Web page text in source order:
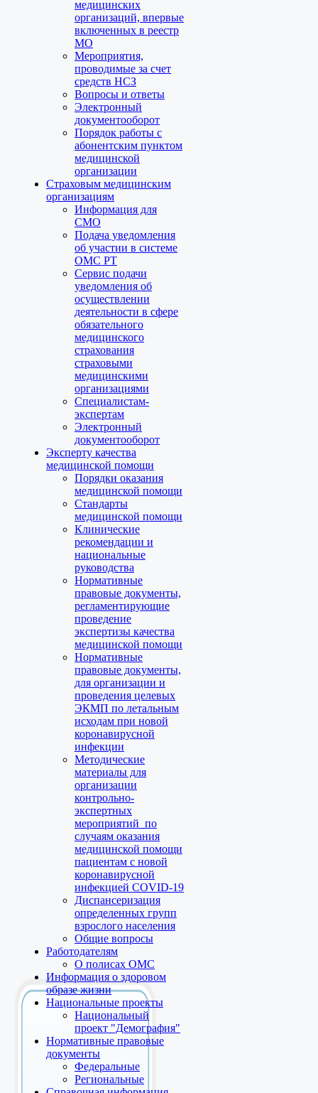
медицинских
организаций, впервые
включенных в реестр
МО
Мероприятия,
проводимые за счет
средств НСЗ
Вопросы и ответы
Электронный
документооборот
Порядок работы с
абонентским пунктом
медицинской
организации
Страховым медицинским
организациям
Информация для
СМО
Подача уведомления
об участии в системе
ОМС РТ
Сервис подачи
уведомления об
осуществлении
деятельности в сфере
обязательного
медицинского
страхования
страховыми
медицинскими
организациями
Специалистам-
экспертам
Электронный
документооборот
Эксперту качества
медицинской помощи
Порядки оказания
медицинской помощи
Стандарты
медицинской помощи
Клинические
рекомендации и
национальные
руководства
Нормативные
правовые документы,
регламентирующие
проведение
экспертизы качества
медицинской помощи
Нормативные
правовые документы,
для организации и
проведения целевых
ЭКМП по летальным
исходам при новой
коронавирусной
инфекции
Методические
материалы для
организации
контрольно-
экспертных
мероприятий по
случаям оказания
медицинской помощи
пациентам с новой
коронавирусной
инфекцией COVID-19
Диспансеризация
определенных групп
взрослого населения
Общие вопросы
Работодателям
О полисах ОМС
Информация о здоровом
образе жизни
Национальные проекты
Национальный
проект "Демография"
Нормативные правовые
документы
Федеральные
Региональные